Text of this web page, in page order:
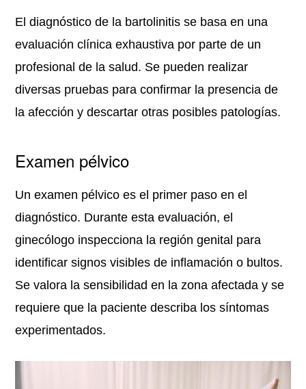
El diagnóstico de la bartolinitis se basa en una
evaluación clínica exhaustiva por parte de un
profesional de la salud. Se pueden realizar
diversas pruebas para confirmar la presencia de
la afección y descartar otras posibles patologías.
Examen pélvico
Un examen pélvico es el primer paso en el
diagnóstico. Durante esta evaluación, el
ginecólogo inspecciona la región genital para
identificar signos visibles de inflamación o bultos.
Se valora la sensibilidad en la zona afectada y se
requiere que la paciente describa los síntomas
experimentados.